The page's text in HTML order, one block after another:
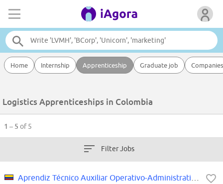
Home Internship Apprenticeship Graduate job Companies
Logistics Apprenticeships in Colombia
1 – 5 of 5
Filter Jobs